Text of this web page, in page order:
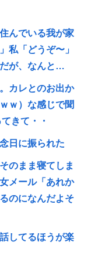
んでいる我が家
私「どうぞ〜」
が、なんと…
カレとのお出か
ｗ）な感じで聞
きて・・
日に振られた
のまま寝てしま
メール「あれか
のになんだよそ
してるほうが楽